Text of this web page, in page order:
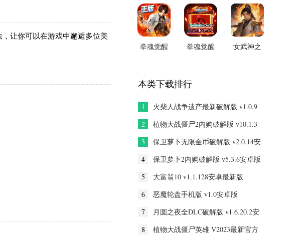
让你可以在游戏中邂逅多位美
(变态服)
v2026安卓
版
v1.0.0安
卓版
v1.0.1最
新版
拳魂觉醒
版
拳魂觉醒
女武神之
本类下载排行
1
火柴人战争遗产最新破解版 v1.0.9
2
植物大战僵尸2内购破解版 v10.1.3
3
保卫萝卜无限金币破解版 v2.0.14安
4
保卫萝卜2内购破解版 v5.3.6安卓版
5
大富翁10 v1.1.128安卓最新版
6
恶魔轮盘手机版 v1.0安卓版
7
月圆之夜全DLC破解版 v1.6.20.2安
8
植物大战僵尸英雄 V2023最新官方